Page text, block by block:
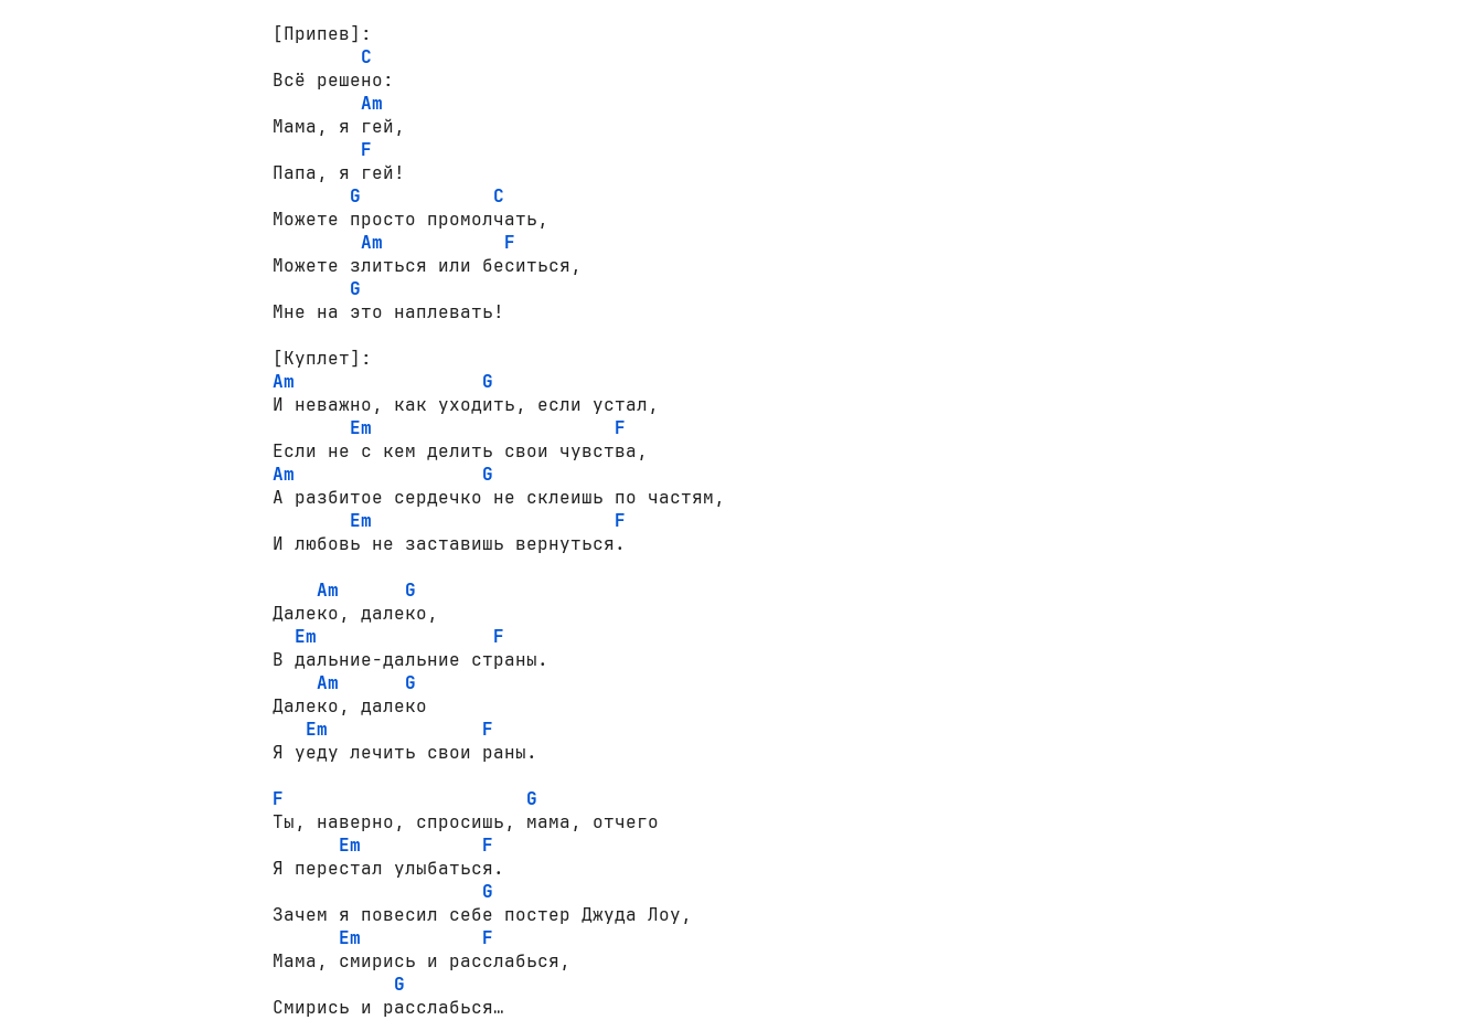
[Припев]:
C
Всё решено:
Am
Мама, я гей,
F
Папа, я гей!
G
C
Можете просто промолчать,
Am
F
Можете злиться или беситься,
G
[Куплет]:
Am
G
И неважно, как уходить, если устал,
Em
F
Am
G
А разбитое сердечко не склеишь по частям,
Em
F
И любовь не заставишь вернуться.
Am
G
Далеко, далеко,
Em
F
В дальние-дальние страны.
Am
G
Далеко, далеко
Em
F
Я уеду лечить свои раны.
F
G
Ты, наверно, спросишь, мама, отчего
Em
F
Я перестал улыбаться.
G
Зачем я повесил себе постер Джуда Лоу,
Em
F
Мама, смирись и расслабься,
G
Смирись и расслабься…